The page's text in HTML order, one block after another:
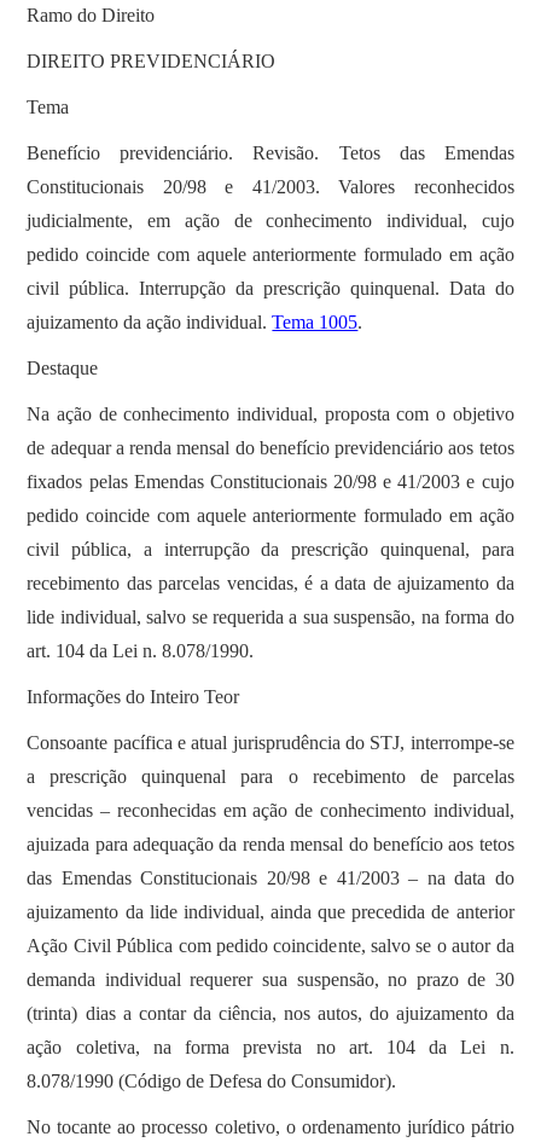
Ramo do Direito
DIREITO PREVIDENCIÁRIO
Tema
Benefício previdenciário. Revisão. Tetos das Emendas
Constitucionais 20/98 e 41/2003. Valores reconhecidos
judicialmente, em ação de conhecimento individual, cujo
pedido coincide com aquele anteriormente formulado em ação
civil pública. Interrupção da prescrição quinquenal. Data do
ajuizamento da ação individual.Tema 1005.
Destaque
Na ação de conhecimento individual, proposta com o objetivo
de adequar a renda mensal do benefício previdenciário aos tetos
fixados pelas Emendas Constitucionais 20/98 e 41/2003 e cujo
pedido coincide com aquele anteriormente formulado em ação
civil pública, a interrupção da prescrição quinquenal, para
recebimento das parcelas vencidas, é a data de ajuizamento da
lide individual, salvo se requerida a sua suspensão, na forma do
art. 104 da Lei n. 8.078/1990.
Informações do Inteiro Teor
Consoante pacífica e atual jurisprudência do STJ, interrompe-se
a prescrição quinquenal para o recebimento de parcelas
vencidas – reconhecidas em ação de conhecimento individual,
ajuizada para adequação da renda mensal do benefício aos tetos
das Emendas Constitucionais 20/98 e 41/2003 – na data do
ajuizamento da lide individual, ainda que precedida de anterior
Ação Civil Pública com pedido coincidente, salvo se o autor da
demanda individual requerer sua suspensão, no prazo de 30
(trinta) dias a contar da ciência, nos autos, do ajuizamento da
ação coletiva, na forma prevista no art. 104 da Lei n.
8.078/1990 (Código de Defesa do Consumidor).
No tocante ao processo coletivo, o ordenamento jurídico pátrio